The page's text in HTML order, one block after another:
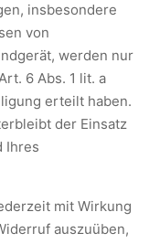
insbesondere
von
werden nur
6 Abs. 1 lit. a
erteilt haben.
der Einsatz
Ihres
mit Wirkung
auszuüben,